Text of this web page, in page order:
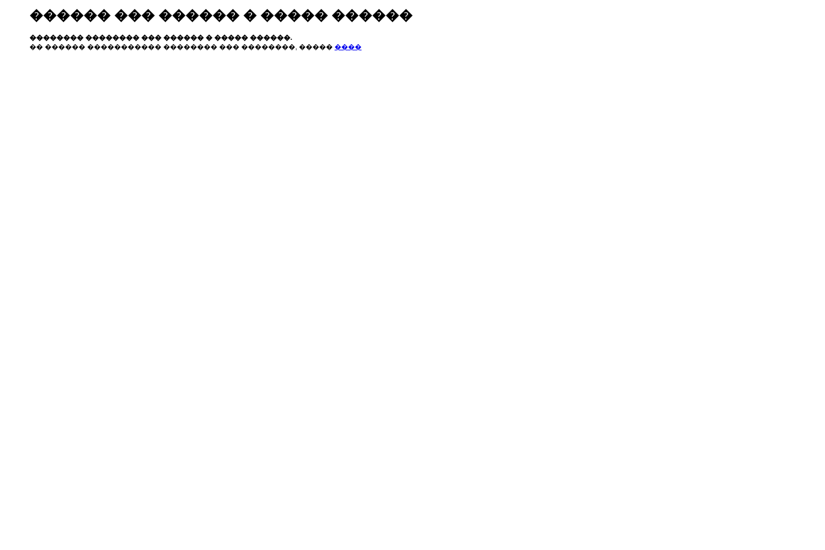
������ ��� ������ � ����� ������
�������� �������� ��� ������ � ����� ������.
�� ������ ����������� �������� ��� ��������, ����� ����